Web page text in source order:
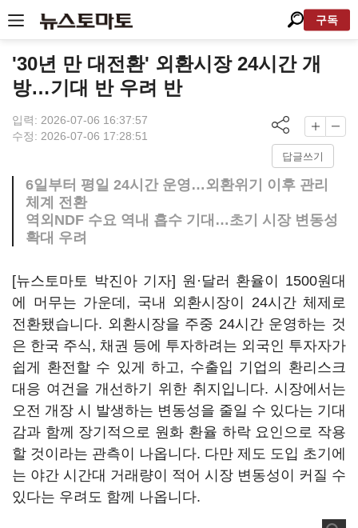
구독
'30년 만 대전환' 외환시장 24시간 개
방…기대 반 우려 반
입력: 2026-07-06 16:37:57
수정: 2026-07-06 17:28:51
답글쓰기
6일부터 평일 24시간 운영…외환위기 이후 관리
체계 전환
역외NDF 수요 역내 흡수 기대…초기 시장 변동성
확대 우려
[뉴스토마토 박진아 기자] 원·달러 환율이 1500원대
에 머무는 가운데, 국내 외환시장이 24시간 체제로
전환됐습니다. 외환시장을 주중 24시간 운영하는 것
은 한국 주식, 채권 등에 투자하려는 외국인 투자자가
쉽게 환전할 수 있게 하고, 수출입 기업의 환리스크
대응 여건을 개선하기 위한 취지입니다. 시장에서는
오전 개장 시 발생하는 변동성을 줄일 수 있다는 기대
감과 함께 장기적으로 원화 환율 하락 요인으로 작용
할 것이라는 관측이 나옵니다. 다만 제도 도입 초기에
는 야간 시간대 거래량이 적어 시장 변동성이 커질 수
있다는 우려도 함께 나옵니다.